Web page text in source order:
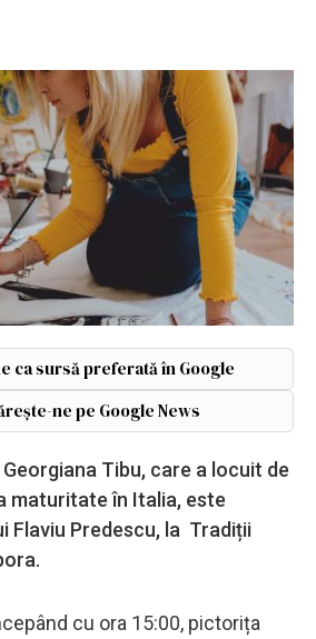
ca sursă preferată în Google
ne pe Google News
Tibu, care a locuit de
maturitate în Italia, este
Flaviu Predescu, la Tradiții
cu ora 15:00, pictorița